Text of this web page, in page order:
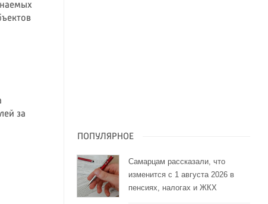
за
ПОПУЛЯРНОЕ
Самарцам рассказали, что
изменится с 1 августа 2026 в
пенсиях, налогах и ЖКХ